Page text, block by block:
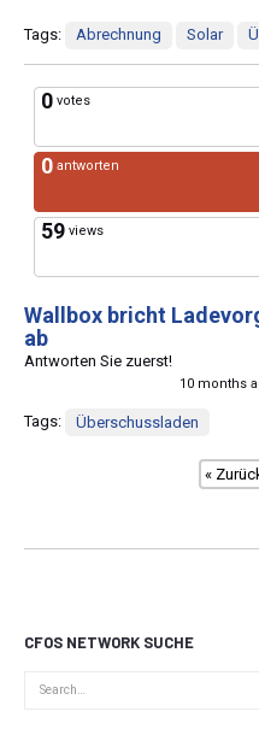
Tags: Abrechnung Solar
0 votes
0 antworten
59 views
Wallbox bricht
ab
Antworten Sie zuerst!
10 months
Tags: Überschussladen
«
CFOS NETWORK SUCHE